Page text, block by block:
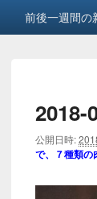
前後一週間の
2018-
公開日時:
で、７種類の